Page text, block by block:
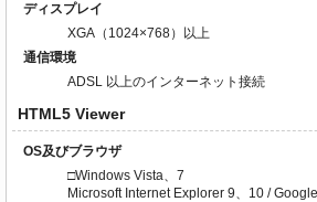
ディスプレイ
XGA（1024×768）以上
通信環境
ADSL 以上のインターネット接続
HTML5 Viewer
OS及びブラウザ
□Windows Vista、7
Microsoft Internet Explorer 9、10 /